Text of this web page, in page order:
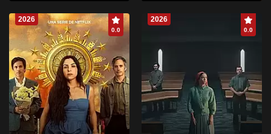
2026
0.0
2026
0.0